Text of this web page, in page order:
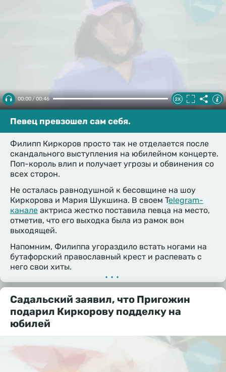
00:00 / 00:46
Певец превзошел сам себя.
Филипп Киркоров просто так не отделается после
скандального выступления на юбилейном концерте.
Поп-король влип и получает угрозы и обвинения со
всех сторон.
Не осталась равнодушной к бесовщине на шоу
Киркорова и Мария Шукшина. В своем Telegram-
канале актриса жестко поставила певца на место,
отметив, что его выходка была из рамок вон
выходящей.
Напомним, Филиппа угораздило встать ногами на
бутафорский православный крест и распевать с
него свои хиты.
•••
Садальский заявил, что Пригожин
подарил Киркорову подделку на
юбилей